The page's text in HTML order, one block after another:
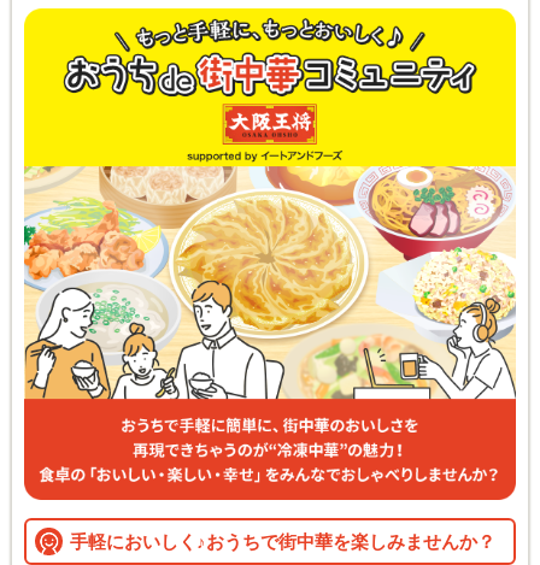
手軽においしく♪おうちで街中華を楽しみませんか？